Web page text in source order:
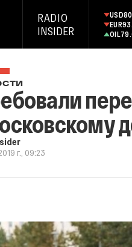
RADIO
INSIDER
USD
EUR
OIL
г., 09:23